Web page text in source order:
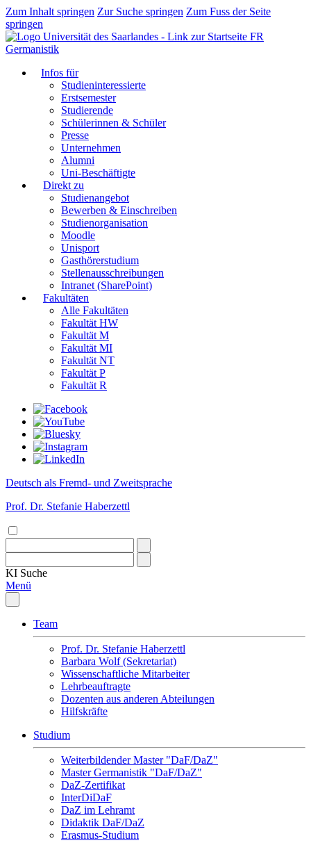
Zum Inhalt springen Zur Suche springen Zum Fuss der Seite
springen
FR
Germanistik
Infos für
Studieninteressierte
Erstsemester
Studierende
Schülerinnen & Schüler
Presse
Unternehmen
Alumni
Uni-Beschäftigte
Direkt zu
Studienangebot
Bewerben & Einschreiben
Studienorganisation
Moodle
Unisport
Gasthörerstudium
Stellenausschreibungen
Intranet (SharePoint)
Fakultäten
Alle Fakultäten
Fakultät HW
Fakultät M
Fakultät MI
Fakultät NT
Fakultät P
Fakultät R
Deutsch als Fremd- und Zweitsprache
Prof. Dr. Stefanie Haberzettl
KI Suche
Menü
Team
Prof. Dr. Stefanie Haberzettl
Barbara Wolf (Sekretariat)
Wissenschaftliche Mitarbeiter
Lehrbeauftragte
Dozenten aus anderen Abteilungen
Hilfskräfte
Studium
Weiterbildender Master "DaF/DaZ"
Master Germanistik "DaF/DaZ"
DaZ-Zertifikat
InterDiDaF
DaZ im Lehramt
Didaktik DaF/DaZ
Erasmus-Studium